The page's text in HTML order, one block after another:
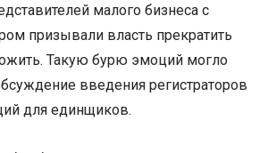
малого бизнеса с
призывали власть прекратить
Такую бурю эмоций могло
введения регистраторов
для единщиков.